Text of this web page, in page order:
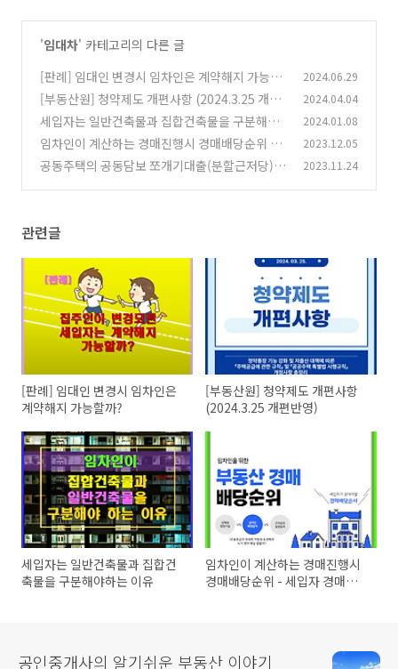
'임대차' 카테고리의 다른 글
[판례] 임대인 변경시 임차인은 계약해지 가능할
까? (0)
2024.06.29
[부동산원] 청약제도 개편사항 (2024.3.25 개편
반영) (0)
2024.04.04
세입자는 일반건축물과 집합건축물을 구분해야
하는 이유
(0)
2024.01.08
임차인이 계산하는 경매진행시 경매배당순위 -
세입자 경매배당순서
(0)
2023.12.05
공동주택의 공동담보 쪼개기대출(분할근저당)
2023.11.24
관련글
[판례] 임대인 변경시 임차인은
계약해지 가능할까?
[부동산원] 청약제도 개편사항
(2024.3.25 개편반영)
세입자는 일반건축물과 집합건
축물을 구분해야하는 이유
임차인이 계산하는 경매진행시
경매배당순위 - 세입자 경매배
공인중개사의 알기쉬운 부동산 이야기